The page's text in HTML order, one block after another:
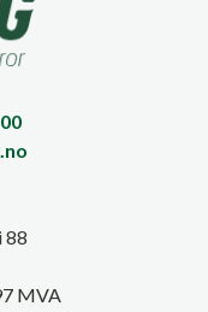
88
MVA